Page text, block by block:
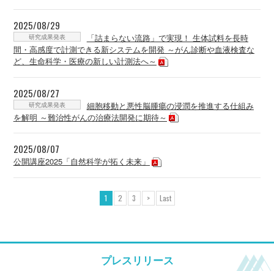
2025/08/29
研究成果発表
「詰まらない流路」で実現！ 生体試料を長時
間・高感度で計測できる新システムを開発 ～がん診断や血液検査な
ど、生命科学・医療の新しい計測法へ～
2025/08/27
研究成果発表
細胞移動と悪性脳腫瘍の浸潤を推進する仕組み
を解明 ～難治性がんの治療法開発に期待～
2025/08/07
公開講座2025「自然科学が拓く未来」
1 2 3 > Last
プレスリリース